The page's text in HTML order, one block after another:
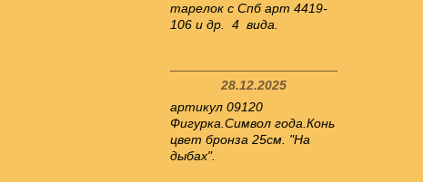
тарелок с Спб арт 4419-
106 и др. 4 вида.
28.12.2025
артикул 09120
Фигурка.Символ года.Конь
цвет бронза 25см. "На
дыбах".